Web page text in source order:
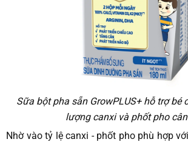
Sữa bột pha sẵn GrowPLUS+ hỗ trợ bé
lượng canxi và phốt pho
Nhờ vào tỷ lệ canxi - phốt pho phù hợp